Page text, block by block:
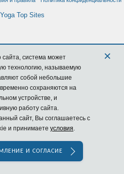
сайта, система может
называемую
собой небольшие
на
устройстве, и
работу сайта.
сайт, Вы соглашаетесь с
и принимаете условия.
×
И СОГЛАСИЕ